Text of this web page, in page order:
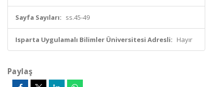
Sayfa Sayıları: ss.45-49
Isparta Uygulamalı Bilimler Üniversitesi Adresli: Hayır
Paylaş